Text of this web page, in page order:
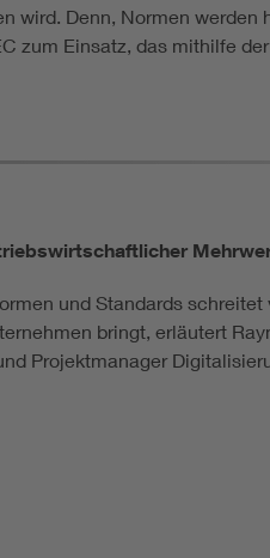
wird. Denn, Normen
zum Einsatz, das mithilfe
und Standards
bringt, erläutert
Projektmanager